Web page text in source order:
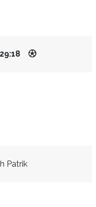
29:18
Patrik